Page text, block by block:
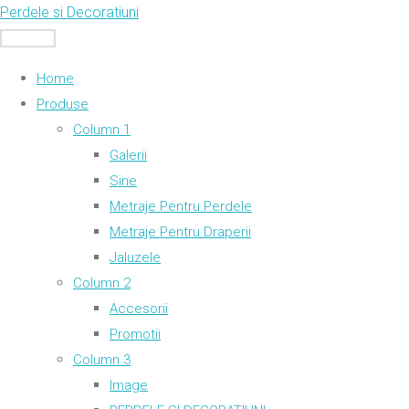
Skip
to
Perdele si Decoratiuni
Home
Produse
Column 1
Galerii
Sine
Metraje Pentru Perdele
Metraje Pentru Draperii
Jaluzele
Column 2
Accesorii
Promotii
Column 3
Image